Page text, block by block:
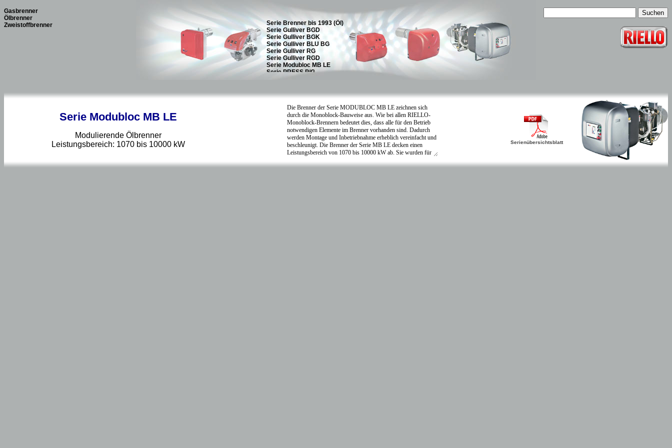
Gasbrenner
Ölbrenner
Zweistoffbrenner
Serie Modubloc MB LE
Modulierende Ölbrenner
Leistungsbereich: 1070 bis 10000 kW
Serienübersichtsblatt